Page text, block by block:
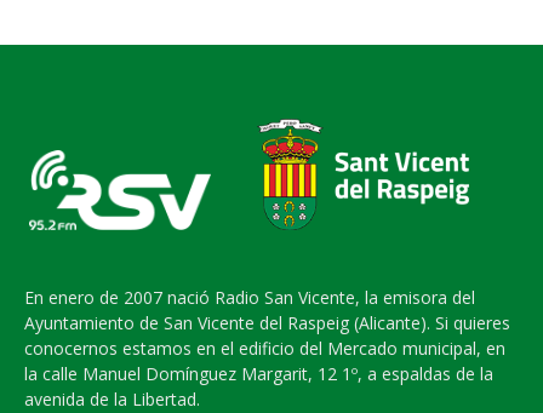
En enero de 2007 nació Radio San Vicente, la emisora del
Ayuntamiento de San Vicente del Raspeig (Alicante). Si quieres
conocernos estamos en el edificio del Mercado municipal, en
la calle Manuel Domínguez Margarit, 12 1º, a espaldas de la
avenida de la Libertad.